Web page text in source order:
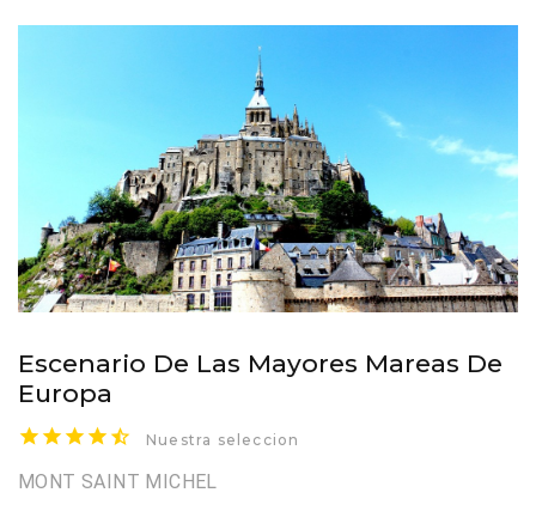
Escenario De Las Mayores Mareas De
Europa
Nuestra seleccion
MONT SAINT MICHEL